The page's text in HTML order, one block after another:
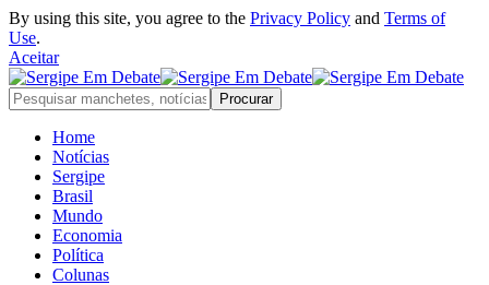
By using this site, you agree to the Privacy Policy and Terms of
Use.
Aceitar
Home
Notícias
Sergipe
Brasil
Mundo
Economia
Política
Colunas